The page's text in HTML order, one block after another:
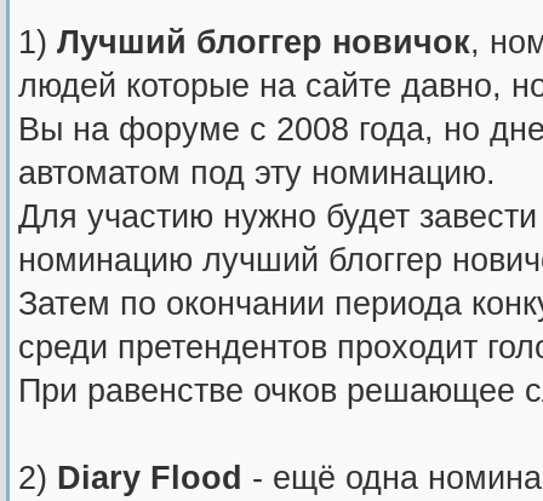
1) Лучший блоггер новичок,
людей которые на сайте давно,
Вы на форуме с 2008 года, но
автоматом под эту номинацию.
Для участию нужно будет
номинацию лучший блоггер
Затем по окончании периода
среди претендентов проходит
При равенстве очков решающее
2) Diary Flood - ещё одна